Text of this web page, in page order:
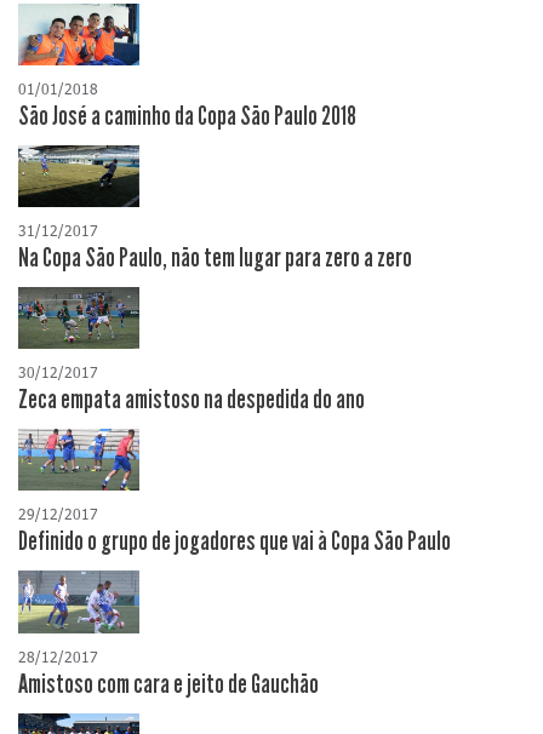
01/01/2018
São José a caminho da Copa São Paulo 2018
31/12/2017
Na Copa São Paulo, não tem lugar para zero a zero
30/12/2017
Zeca empata amistoso na despedida do ano
29/12/2017
Definido o grupo de jogadores que vai à Copa São Paulo
28/12/2017
Amistoso com cara e jeito de Gauchão